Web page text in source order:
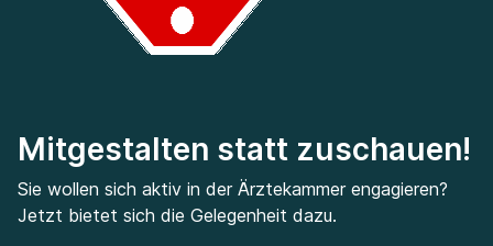
Mitgestalten statt zuschauen!
Sie wollen sich aktiv in der Ärztekammer engagieren?
Jetzt bietet sich die Gelegenheit dazu.